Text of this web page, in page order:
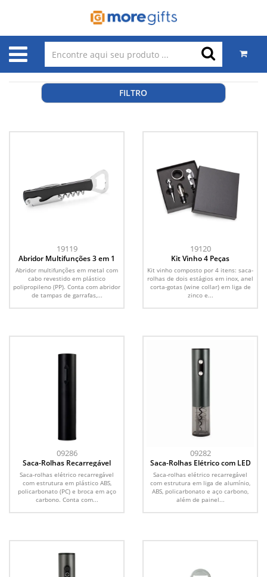
FILTRO
19119
Abridor Multifunções 3 em 1
Abridor multifunções em metal com
cabo revestido em plástico
polipropileno (PP). Conta com abridor
de tampas de garrafas,...
19120
Kit Vinho 4 Peças
Kit vinho composto por 4 itens: saca-
rolhas de dois estágios em inox, anel
corta-gotas (wine collar) em liga de
zinco e...
09286
Saca-Rolhas Recarregável
Saca-rolhas elétrico recarregável
com estrutura em plástico ABS,
policarbonato (PC) e broca em aço
carbono. Conta com...
09282
Saca-Rolhas Elétrico com LED
Saca-rolhas elétrico recarregável
com estrutura em liga de alumínio,
ABS, policarbonato e aço carbono,
além de painel...